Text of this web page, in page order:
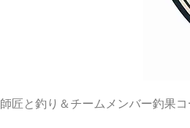
師匠と釣り＆チームメンバー釣果